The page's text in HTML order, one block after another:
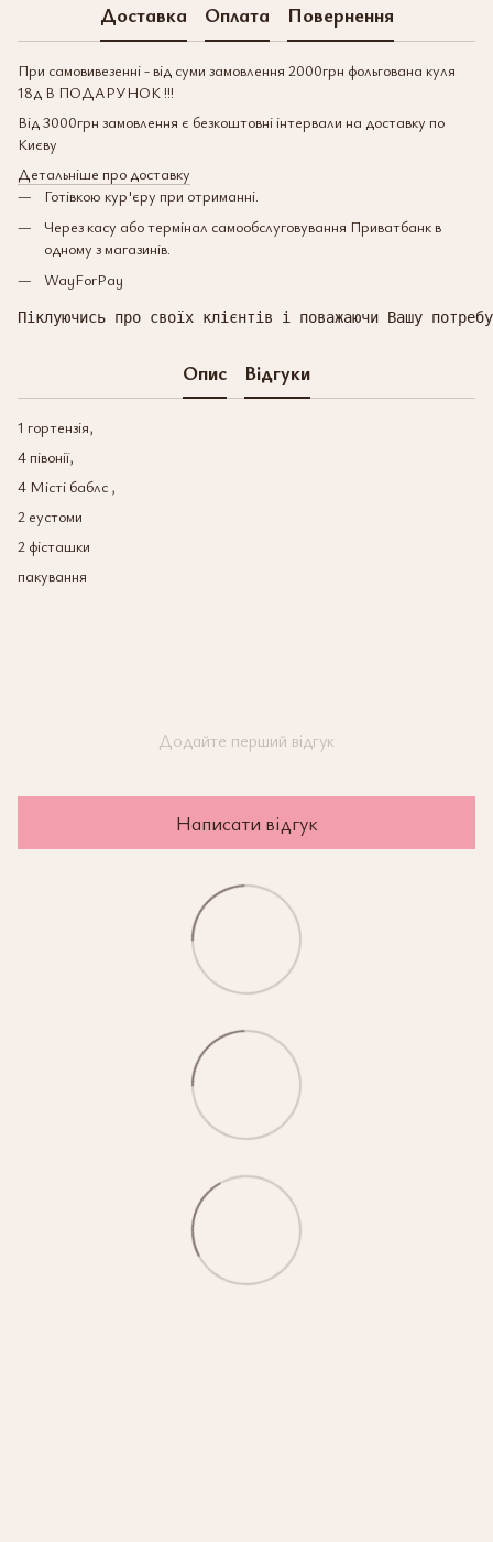
Доставка Оплата Повернення
При самовивезенні - від суми замовлення 2000грн фольгована куля
18д В ПОДАРУНОК !!!
Від 3000грн замовлення є безкоштовні інтервали на доставку по
Києву
Детальніше про доставку
Готівкою кур'єру при отриманні.
Через касу або термінал самообслуговування Приватбанк в
одному з магазинів.
WayForPay
Піклуючись про своїх клієнтів і поважаючи Вашу
Опис Відгуки
1 гортензія,
4 півонії,
4 Місті баблс ,
2 еустоми
2 фісташки
пакування
Додайте перший відгук
Написати відгук